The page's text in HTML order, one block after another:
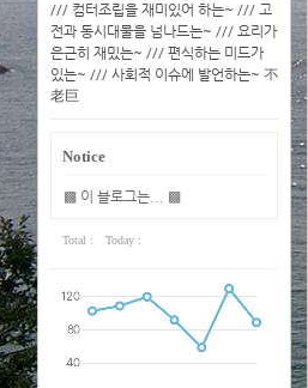
/// 컴터조립을 재미있어 하는~ /// 고
전과 동시대물을 넘나드는~ /// 요리가
은근히 재밌는~ /// 편식하는 미드가
있는~ /// 사회적 이슈에 발언하는~ 不
老巨
Notice
▩ 이 블로그는... ▩
Total : Today :